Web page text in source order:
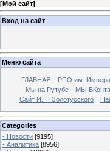
[Мой сайт]
Вход на сайт
Меню сайта
ГЛАВНАЯ РПО им.
Мы на Рутубе
МЫ
Сайт И.П. Золотусского
Categories
- Новости [9195]
- Аналитика [8956]